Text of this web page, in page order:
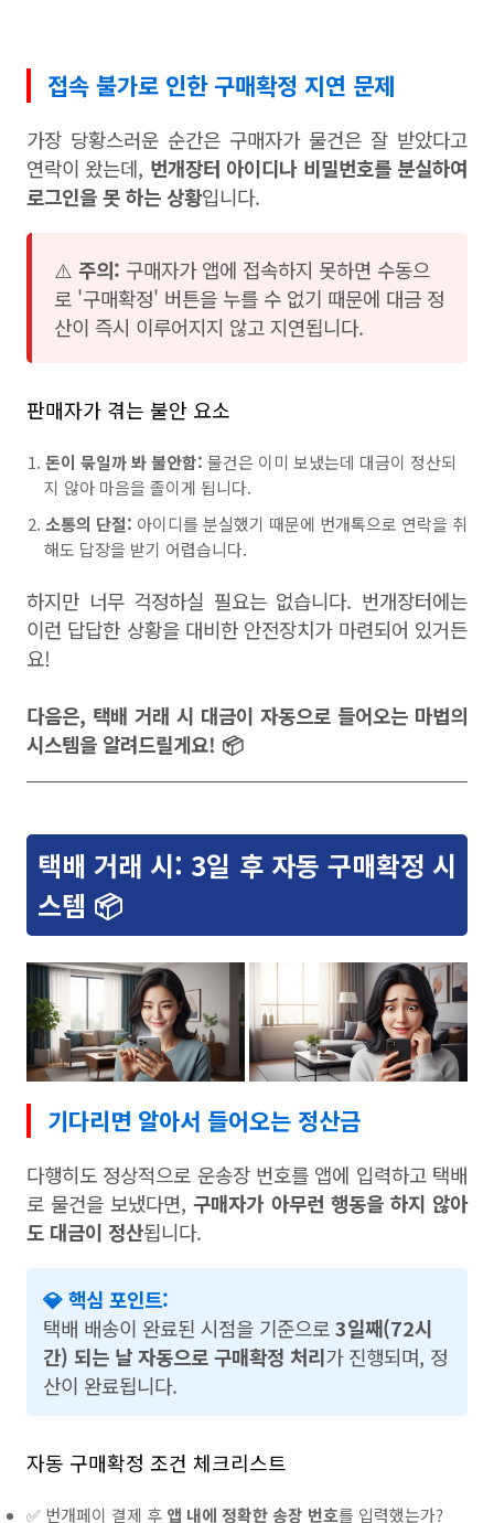
접속 불가로 인한 구매확정 지연 문제
가장 당황스러운 순간은 구매자가 물건은 잘 받았다고
연락이 왔는데, 번개장터 아이디나 비밀번호를 분실하여
로그인을 못 하는 상황입니다.
⚠️ 주의: 구매자가 앱에 접속하지 못하면 수동으
로 '구매확정' 버튼을 누를 수 없기 때문에 대금 정
산이 즉시 이루어지지 않고 지연됩니다.
판매자가 겪는 불안 요소
돈이 묶일까 봐 불안함: 물건은 이미 보냈는데 대금이 정산되
지 않아 마음을 졸이게 됩니다.
소통의 단절: 아이디를 분실했기 때문에 번개톡으로 연락을 취
해도 답장을 받기 어렵습니다.
하지만 너무 걱정하실 필요는 없습니다. 번개장터에는
이런 답답한 상황을 대비한 안전장치가 마련되어 있거든
요!
다음은, 택배 거래 시 대금이 자동으로 들어오는 마법의
시스템을 알려드릴게요! 📦
택배 거래 시: 3일 후 자동 구매확정 시
스템 📦
기다리면 알아서 들어오는 정산금
다행히도 정상적으로 운송장 번호를 앱에 입력하고 택배
로 물건을 보냈다면,구매자가 아무런 행동을 하지 않아
도 대금이 정산됩니다.
💎 핵심 포인트:
택배 배송이 완료된 시점을 기준으로3일째(72시
간) 되는 날 자동으로 구매확정 처리가 진행되며, 정
산이 완료됩니다.
자동 구매확정 조건 체크리스트
✅ 번개페이 결제 후 앱 내에 정확한 송장 번호를 입력했는가?